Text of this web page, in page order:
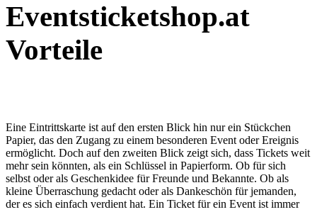
Eventsticketshop.at
Vorteile
Eine Eintrittskarte ist auf den ersten Blick hin nur ein Stückchen
Papier, das den Zugang zu einem besonderen Event oder Ereignis
ermöglicht. Doch auf den zweiten Blick zeigt sich, dass Tickets weit
mehr sein könnten, als ein Schlüssel in Papierform. Ob für sich
selbst oder als Geschenkidee für Freunde und Bekannte. Ob als
kleine Überraschung gedacht oder als Dankeschön für jemanden,
der es sich einfach verdient hat. Ein Ticket für ein Event ist immer